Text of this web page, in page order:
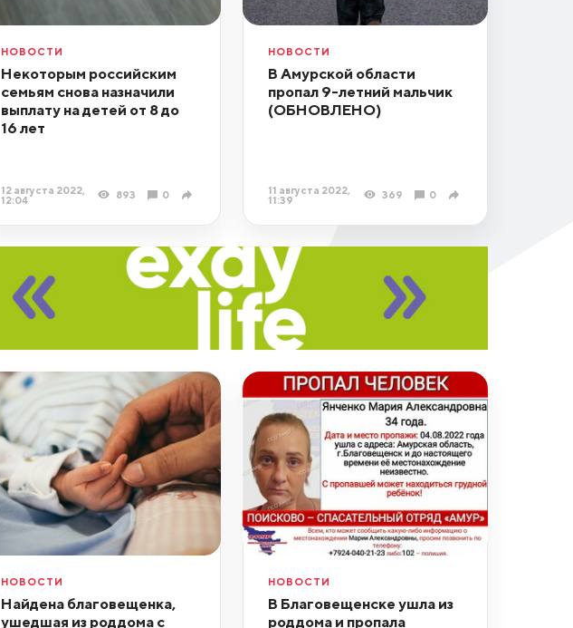
НОВОСТИ
Некоторым российским
семьям снова назначили
выплату на детей от 8 до
16 лет
12 августа 2022,
12:04
893 0
НОВОСТИ
В Амурской области
пропал 9-летний мальчик
(ОБНОВЛЕНО)
11 августа 2022,
11:39
369 0
НОВОСТИ
Найдена благовещенка,
ушедшая из роддома с
НОВОСТИ
В Благовещенске ушла из
роддома и пропала